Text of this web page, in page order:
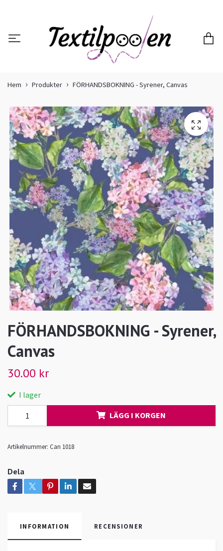
Hem Produkter FÖRHANDSBOKNING - Syrener, Canvas
FÖRHANDSBOKNING - Syrener,
Canvas
30.00 kr
I lager
LÄGG I KORGEN
Artikelnummer: Can 1018
Dela
INFORMATION RECENSIONER